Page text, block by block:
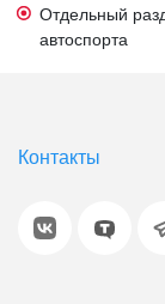
Отдельный
автоспорта
Контакты